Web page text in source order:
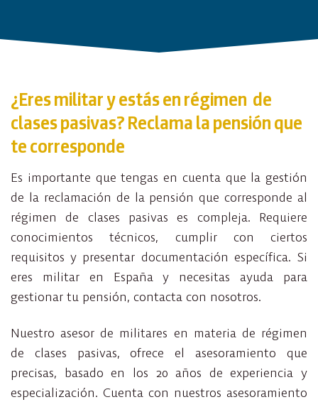
¿Eres militar y estás en régimen de
clases pasivas? Reclama la pensión que
te corresponde
Es importante que tengas en cuenta que la gestión
de la reclamación de la pensión que corresponde al
régimen de clases pasivas es compleja. Requiere
conocimientos técnicos, cumplir con ciertos
requisitos y presentar documentación específica. Si
eres militar en España y necesitas ayuda para
gestionar tu pensión, contacta con nosotros.
Nuestro asesor de militares en materia de régimen
de clases pasivas, ofrece el asesoramiento que
precisas, basado en los 20 años de experiencia y
especialización. Cuenta con nuestros asesoramiento